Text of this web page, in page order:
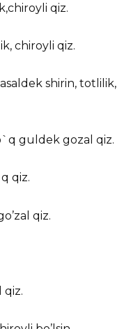
qiz.
chiroyli qiz.
shirin, totlilik,
guldek gozal qiz.
qiz.
qiz.
qiz.